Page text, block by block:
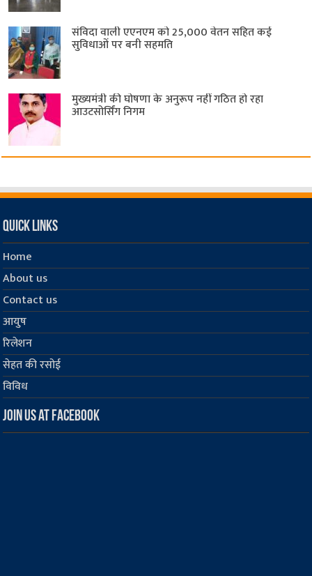
संविदा वाली एएनएम को 25,000 वेतन सहित कई
सुविधाओं पर बनी सहमति
मुख्यमंत्री की घोषणा के अनुरूप नहीं गठित हो रहा
आउटसोर्सिंग निगम
Quick Links
Home
About us
Contact us
आयुष
रिलेशन
सेहत की रसोई
विविध
Join us at Facebook